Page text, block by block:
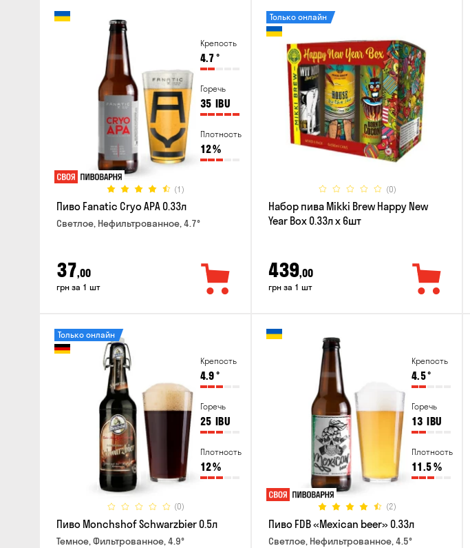
Крепость
4.7°
Горечь
35 IBU
Плотность
12%
(1)
Пиво Fanatic Cryo APA 0.33л
Светлое, Нефильтрованное, 4.7°
37,00
грн за 1 шт
(0)
Только онлайн
Набор пива Mikki Brew Happy New
Year Box 0.33л x 6шт
439,00
грн за 1 шт
Крепость
4.9°
Горечь
25 IBU
Плотность
12%
(0)
Только онлайн
Пиво Monchshof Schwarzbier 0.5л
Темное, Фильтрованное, 4.9°
Крепость
4.5°
Горечь
13 IBU
Плотность
11.5%
(2)
Пиво FDB «Mexican beer» 0.33л
Светлое, Нефильтрованное, 4.5°